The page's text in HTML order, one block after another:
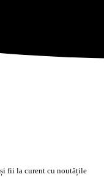
fii la curent cu noutățile